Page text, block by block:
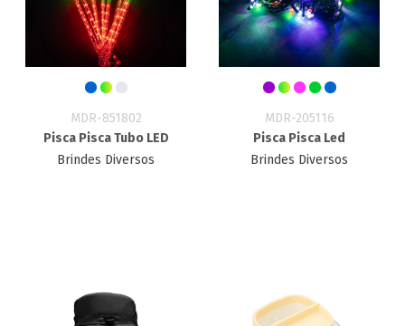
MDR-851802
Pisca Pisca Tubo LED
Brindes Diversos
MDR-205116
Pisca Pisca Led
Brindes Diversos